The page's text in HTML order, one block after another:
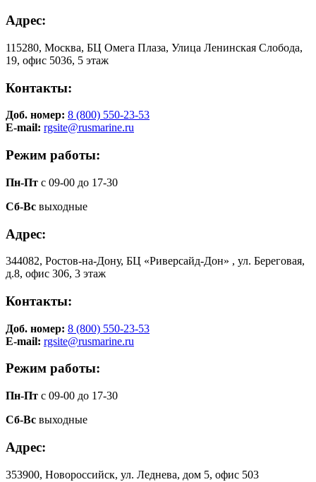
Адрес:
115280, Москва, БЦ Омега Плаза, Улица Ленинская Слобода,
19, офис 5036, 5 этаж
Контакты:
Доб. номер: 8 (800) 550-23-53
E-mail: rgsite@rusmarine.ru
Режим работы:
Пн-Пт с 09-00 до 17-30
Сб-Вс выходные
Адрес:
344082, Ростов-на-Дону, БЦ «Риверсайд-Дон» , ул. Береговая,
д.8, офис 306, 3 этаж
Контакты:
Доб. номер: 8 (800) 550-23-53
E-mail: rgsite@rusmarine.ru
Режим работы:
Пн-Пт с 09-00 до 17-30
Сб-Вс выходные
Адрес:
353900, Новороссийск, ул. Леднева, дом 5, офис 503